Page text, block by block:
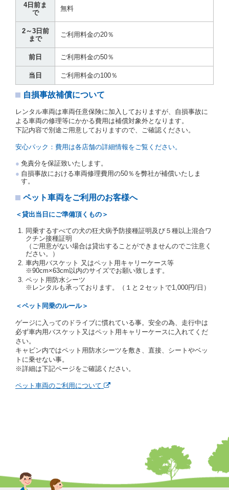
貸渡契約を締結した場合、借受人は当社に第１0条第
１項に定める貸渡料金を支払うものとします。
運転者の義務と定められた事項を遵守するものとしま
す。
当社は、監督官庁の基本通達（注１）に基づき、貸渡
運転者の氏名、住所、運転免許の種類及び運転免許証
写しを添付するため、貸渡契約の締結にあたり、借受
人に対し、借受人の指定する運転者（以下「運転者」
といいます。）の運転免許証の提示を求めるほか、そ
の写しの提出を求めることがあります。この場合、借
受人は、自己が運転者であるときは自己の運転免許証
の運転免許証を提示するものとします。
交通局長通達「レンタカーに関する基本通達」（自
旅第138号 平成7年6月13日）の２．(10)及び(11)の
注２）運転免許証とは、道路交通法第９２条に規定
される運転免許証のうち、道路交通法施行規則第１
９条別記様式第１４の書式の運転免許証をいいま
す。
当社は、貸渡契約の締結にあたり、借受人及び運転者
に対し、運転免許証のほかに本人確認ができる書類の
提示を求め、及び提出された書類の写しをとることが
あります。
当社は、貸渡契約の締結にあたり、借受期間中に借受
人及び運転者と連絡するための携帯電話番号等の告知
を求めます。
レジットカード若しくは現金による支払いを求め、又
借受人は契約後の借受期間の延長はできないものとし
ます。
当社は、借受人又は運転者が前3項に従わない場合
は、貸渡契約の締結を拒絶するとともに、予約を取消
すことができるものとします。なお、この場合の予約
申込金等の扱いについては、第4条第5項を適用するも
のとします。
有していないとき、又は運転免許証の提示をせず、
もしくは当社が求めたにもかかわらず、その運転者
の運転免許証の写しの提出に同意しないとき。 ②
酒気を帯びていると認められるとき。
③ 麻薬、覚せい剤、シンナー、危険ドラッグ等によ
4日前ま
で
無料
2～3日前
まで
ご利用料金の20％
前日 ご利用料金の50％
当日 ご利用料金の100％
自損事故補償について
レンタル車両は車両任意保険に加入しておりますが、自損事故に
よる車両の修理等にかかる費用は補償対象外となります。
下記内容で別途ご用意しておりますので、ご確認ください。
安心パック：費用は各店舗の詳細情報をご覧ください。
免責分を保証致いたします。
自損事故における車両修理費用の50％を弊社が補償いたしま
す。
ペット車両をご利用のお客様へ
＜貸出当日にご準備頂くもの＞
同乗するすべての犬の狂犬病予防接種証明及び５種以上混合ワ
クチン接種証明
（ご用意がない場合は貸出することができませんのでご注意く
ださい。）
車内用バスケット 又はペット用キャリーケース等
※90cm×63cm以内のサイズでお願い致します。
ペット用防水シーツ
※レンタルも承っております。（１と２セットで1,000円/日）
＜ペット同乗のルール＞
ゲージに入ってのドライブに慣れている事。安全の為、走行中は
必ず車内用バスケット又はペット用キャリーケースに入れてくだ
さい。
キャビン内ではペット用防水シーツを敷き、直接、シートやベッ
トに乗せない事。
※詳細は下記ページをご確認ください。
ペット車両のご利用について